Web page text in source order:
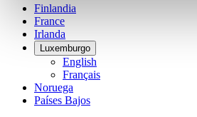
Finlandia
France
Irlanda
Luxemburgo
English
Français
Noruega
Países Bajos